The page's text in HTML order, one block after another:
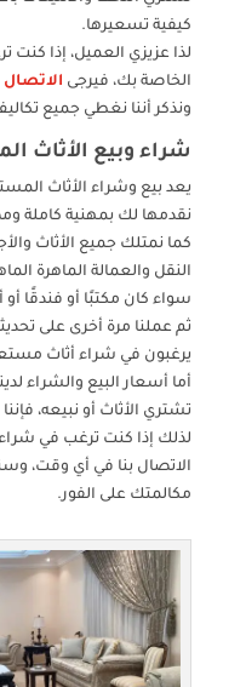
كيفية تسعيرها.
لذا عزيزي العميل، إذا
الخاصة بك، فيرجى الاتصال
ونذكر أننا نغطي جميع
شراء وبيع الأثاث
يعد بيع وشراء الأثاث
نقدمها لك بمهنية كاملة
كما نمتلك جميع الأثاث
النقل والعمالة الماهرة
سواء كان مكتبًا أو فندقًا
ثم عملنا مرة أخرى على
يرغبون في شراء أثاث
أما أسعار البيع والشراء
تشتري الأثاث أو نبيعه،
لذلك إذا كنت ترغب في
الاتصال بنا في أي وقت،
مكالمتك على الفور.